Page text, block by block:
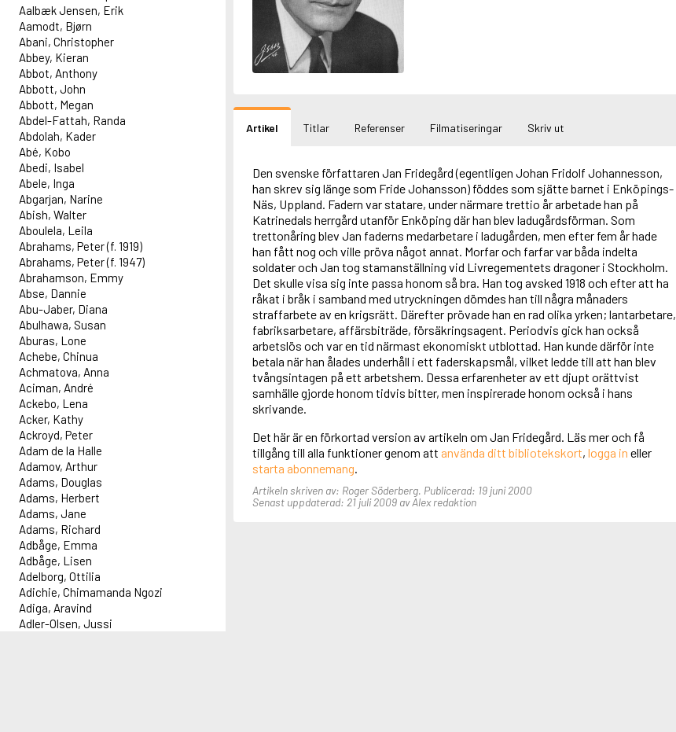
Aalbæk Jensen, Erik
Aamodt, Bjørn
Abani, Christopher
Abbey, Kieran
Abbot, Anthony
Abbott, John
Abbott, Megan
Abdel-Fattah, Randa
Abdolah, Kader
Abé, Kobo
Abedi, Isabel
Abele, Inga
Abgarjan, Narine
Abish, Walter
Aboulela, Leila
Abrahams, Peter (f. 1919)
Abrahams, Peter (f. 1947)
Abrahamson, Emmy
Abse, Dannie
Abu-Jaber, Diana
Abulhawa, Susan
Aburas, Lone
Achebe, Chinua
Achmatova, Anna
Aciman, André
Ackebo, Lena
Acker, Kathy
Ackroyd, Peter
Adam de la Halle
Adamov, Arthur
Adams, Douglas
Adams, Herbert
Adams, Jane
Adams, Richard
Adbåge, Emma
Adbåge, Lisen
Adelborg, Ottilia
Adichie, Chimamanda Ngozi
Adiga, Aravind
Adler-Olsen, Jussi
Artikel Titlar Referenser Filmatiseringar Skriv ut
Den svenske författaren Jan Fridegård (egentligen Johan Fridolf Johannesson,
han skrev sig länge som Fride Johansson) föddes som sjätte barnet i Enköpings-
Näs, Uppland. Fadern var statare, under närmare trettio år arbetade han på
Katrinedals herrgård utanför Enköping där han blev ladugårdsförman. Som
trettonåring blev Jan faderns medarbetare i ladugården, men efter fem år hade
han fått nog och ville pröva något annat. Morfar och farfar var båda indelta
soldater och Jan tog stamanställning vid Livregementets dragoner i Stockholm.
Det skulle visa sig inte passa honom så bra. Han tog avsked 1918 och efter att ha
råkat i bråk i samband med utryckningen dömdes han till några månaders
straffarbete av en krigsrätt. Därefter prövade han en rad olika yrken; lantarbetare,
fabriksarbetare, affärsbiträde, försäkringsagent. Periodvis gick han också
arbetslös och var en tid närmast ekonomiskt utblottad. Han kunde därför inte
betala när han ålades underhåll i ett faderskapsmål, vilket ledde till att han blev
tvångsintagen på ett arbetshem. Dessa erfarenheter av ett djupt orättvist
samhälle gjorde honom tidvis bitter, men inspirerade honom också i hans
skrivande.
Det här är en förkortad version av artikeln om Jan Fridegård. Läs mer och få
tillgång till alla funktioner genom att använda ditt bibliotekskort, logga in eller
starta abonnemang.
Artikeln skriven av: Roger Söderberg. Publicerad: 19 juni 2000
Senast uppdaterad: 21 juli 2009 av Alex redaktion